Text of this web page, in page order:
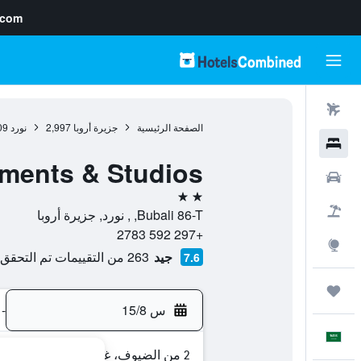
الصفحة الرئيسية جزيرة أروبا 2,997 نورد
& Studios
2 نجمتين
Bubali 86-T, , نورد, جزيرة أروبا
+297 592 2783
7.6 جيد 263 من التقييمات تم التحقق منها
س 15/8 -
2 من الضيوف، غرفة واحدة